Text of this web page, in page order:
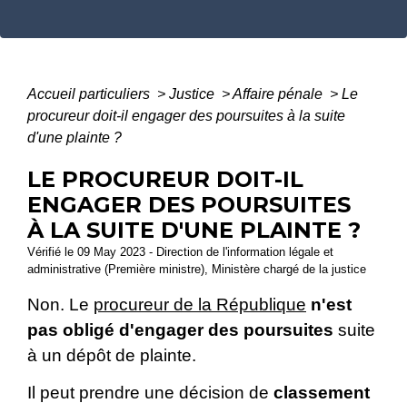
Accueil particuliers > Justice >Affaire pénale > Le
procureur doit-il engager des poursuites à la suite
d'une plainte ?
LE PROCUREUR DOIT-IL
ENGAGER DES POURSUITES
À LA SUITE D'UNE PLAINTE ?
Vérifié le 09 May 2023 - Direction de l'information légale et
administrative (Première ministre), Ministère chargé de la justice
Non. Le procureur de la République n'est
pas obligé d'engager des poursuites suite
à un dépôt de plainte.
Il peut prendre une décision de classement